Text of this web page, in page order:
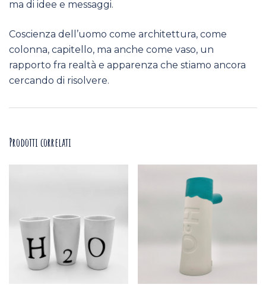
ma di idee e messaggi.
Coscienza dell’uomo come architettura, come
colonna, capitello, ma anche come vaso, un
rapporto fra realtà e apparenza che stiamo ancora
cercando di risolvere.
Prodotti correlati